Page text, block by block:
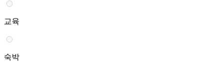
교육
숙박